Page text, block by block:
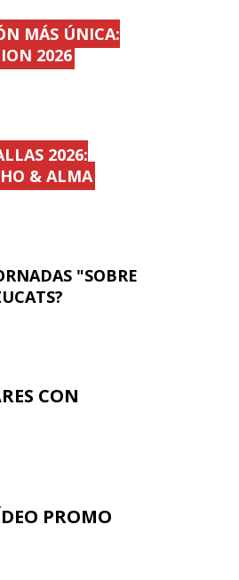
MÁS ÚNICA:
2026
2026:
& ALMA
"SOBRE
CON
PROMO